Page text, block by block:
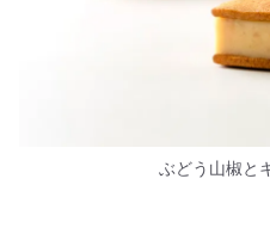
ぶどう山椒と